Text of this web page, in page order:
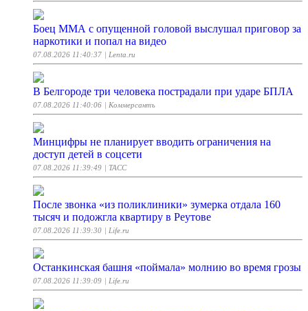
Боец ММА с опущенной головой выслушал приговор за
наркотики и попал на видео
07.08.2026 11:40:37 | Lenta.ru
В Белгороде три человека пострадали при ударе БПЛА
07.08.2026 11:40:06 | Коммерсантъ
Минцифры не планирует вводить ограничения на
доступ детей в соцсети
07.08.2026 11:39:49 | ТАСС
После звонка «из поликлиники» зумерка отдала 160
тысяч и подожгла квартиру в Реутове
07.08.2026 11:39:30 | Life.ru
Останкинская башня «поймала» молнию во время грозы
07.08.2026 11:39:09 | Life.ru